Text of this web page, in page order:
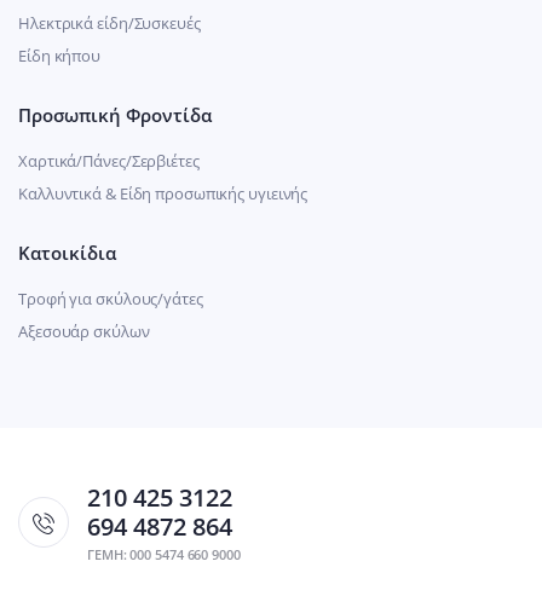
Ηλεκτρικά είδη/Συσκευές
Είδη κήπου
Προσωπική Φροντίδα
Χαρτικά/Πάνες/Σερβιέτες
Καλλυντικά & Είδη προσωπικής υγιεινής
Κατοικίδια
Τροφή για σκύλους/γάτες
Αξεσουάρ σκύλων
210 425 3122
694 4872 864
ΓΕΜΗ: 000 5474 660 9000